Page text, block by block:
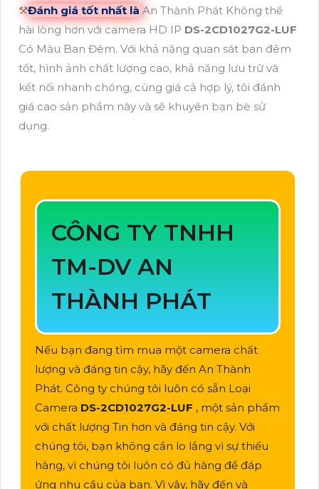
⚒Đánh giá tốt nhất là An Thành Phát Không thể
hài lòng hơn với camera HD IP DS-2CD1027G2-LUF
Có Màu Ban Đêm. Với khả năng quan sát ban đêm
tốt, hình ảnh chất lượng cao, khả năng lưu trữ và
kết nối nhanh chóng, cùng giá cả hợp lý, tôi đánh
giá cao sản phẩm này và sẽ khuyên bạn bè sử
dụng.
CÔNG TY TNHH
TM-DV AN
THÀNH PHÁT
Nếu bạn đang tìm mua một camera chất
lượng và đáng tin cậy, hãy đến An Thành
Phát. Công ty chúng tôi luôn có sẵn Loại
Camera DS-2CD1027G2-LUF , một sản phẩm
với chất lượng Tin hơn và đáng tin cậy. Với
chúng tôi, bạn không cần lo lắng vì sự thiếu
hàng, vì chúng tôi luôn có đủ hàng để đáp
ứng nhu cầu của bạn. Vì vậy, hãy đến và